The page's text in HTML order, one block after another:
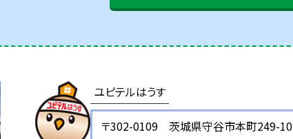
ユピテルはうす
〒302-0109 茨城県守谷市本町249-10